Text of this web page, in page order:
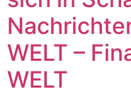
WELT –
WELT